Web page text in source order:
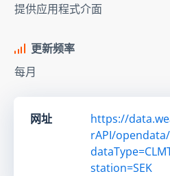
提供应用程式介面
更新频率
每月
网址
https://
rAPI/
station=SEK